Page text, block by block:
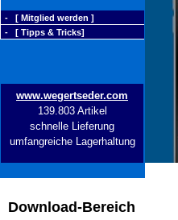
- [ Mitglied werden ]
- [ Tipps & Tricks]
www.wegertseder.com
139.803 Artikel
schnelle Lieferung
umfangreiche Lagerhaltung
Download-Bereich